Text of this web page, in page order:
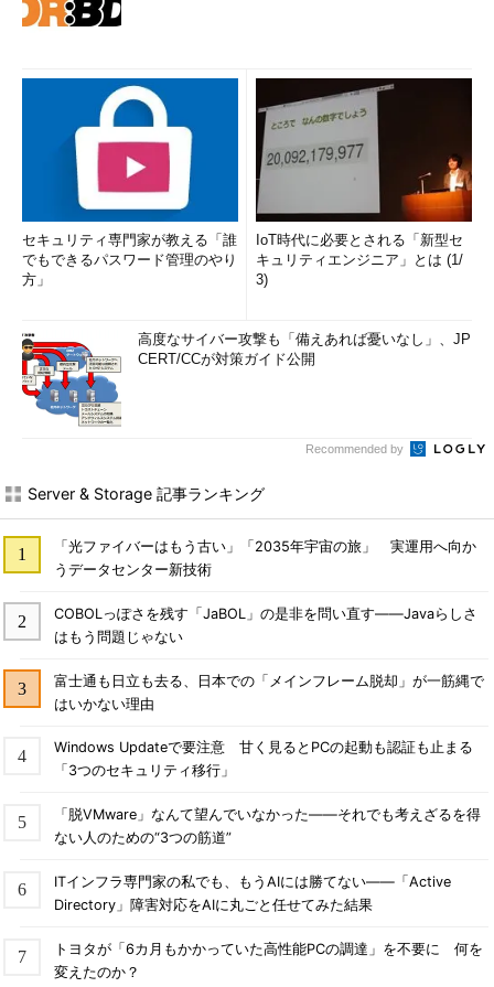
セキュリティ専門家が教える「誰
でもできるパスワード管理のやり
方」
IoT時代に必要とされる「新型セ
キュリティエンジニア」とは (1/
3)
高度なサイバー攻撃も「備えあれば憂いなし」、JP
CERT/CCが対策ガイド公開
Recommended by
Server & Storage 記事ランキング
「光ファイバーはもう古い」「2035年宇宙の旅」 実運用へ向か
うデータセンター新技術
COBOLっぽさを残す「JaBOL」の是非を問い直す――Javaらしさ
はもう問題じゃない
富士通も日立も去る、日本での「メインフレーム脱却」が一筋縄で
はいかない理由
Windows Updateで要注意 甘く見るとPCの起動も認証も止まる
「3つのセキュリティ移行」
「脱VMware」なんて望んでいなかった――それでも考えざるを得
ない人のための“3つの筋道”
ITインフラ専門家の私でも、もうAIには勝てない――「Active
Directory」障害対応をAIに丸ごと任せてみた結果
トヨタが「6カ月もかかっていた高性能PCの調達」を不要に 何を
変えたのか？